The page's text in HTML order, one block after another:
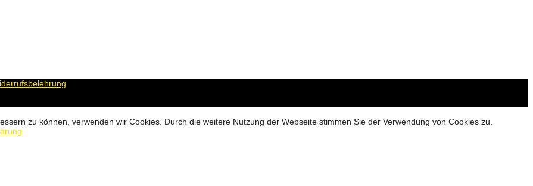
zu können, verwenden wir Cookies. Durch die weitere Nutzung der Webseite stimmen Sie der Verwendung von Cookies zu.